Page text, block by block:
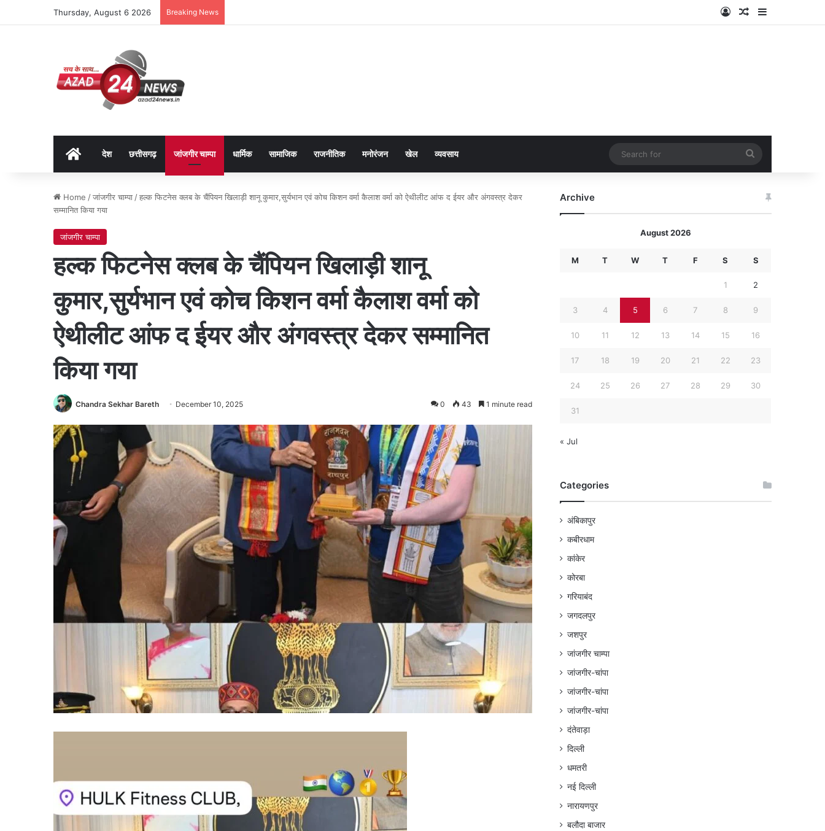
Thursday, August 6 2026 Breaking News Log InRandom Article
Sidebar
Homeदेश छत्तीसगढ़ जांजगीर चाम्पा धार्मिक सामाजिक राजनीतिक मनोरंजन खेल व्यवसाय
for
Home /जांजगीर चाम्पा /हल्क फिटनेस क्लब के चैंपियन खिलाड़ी शानू कुमार,सुर्यभान एवं कोच किशन वर्मा कैलाश वर्मा को ऐथीलीट आंफ द ईयर और अंगवस्त्र देकर
सम्मानित किया गया
जांजगीर चाम्पा
हल्क फिटनेस क्लब के चैंपियन खिलाड़ी शानू
कुमार,सुर्यभान एवं कोच किशन वर्मा कैलाश वर्मा को
ऐथीलीट आंफ द ईयर और अंगवस्त्र देकर सम्मानित
किया गया
Chandra Sekhar Bareth December 10, 2025 0 43 1 minute read
Archive
August 2026
M T W T F S S
1 2
3 4 5 6 7 8 9
10 11 12 13 14 15 16
17 18 19 20 21 22 23
24 25 26 27 28 29 30
31
« Jul
Categories
अंबिकापुर
कबीरधाम
कांकेर
कोरबा
गरियाबंद
जगदलपुर
जशपुर
जांजगीर चाम्पा
जांजगीर-चांपा
जांजगीर-चांपा
जांजगीर-चांपा
दंतेवाड़ा
दिल्ली
धमतरी
नई दिल्ली
नारायणपुर
बलौदा बाजार